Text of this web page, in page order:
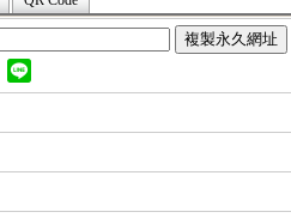
複製永久網址